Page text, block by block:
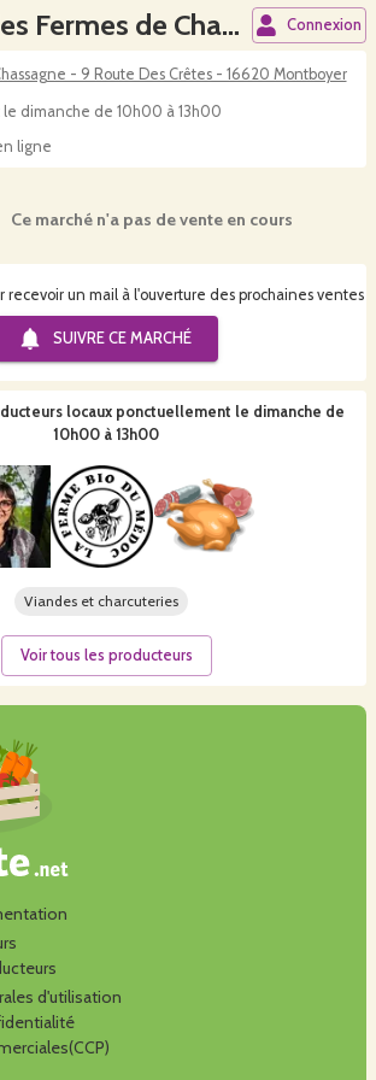
Le Marché des Fermes de Chassagne Connexion
- 9 Route Des Crêtes - 16620 Montboyer
dimanche de 10h00 à 13h00
ligne
Ce marché n'a pas de vente en cours
recevoir un mail à l'ouverture des prochaines ventes
SUIVRE CE MARCHÉ
locaux ponctuellement le dimanche de
10h00 à 13h00
Viandes et charcuteries
Voir tous les producteurs
d'utilisation